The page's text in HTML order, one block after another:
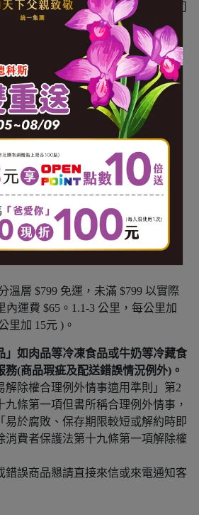
與字號】明台產物保險股份有限公司
瓶
天
然
$1200 免運，未滿 $1200 酌收
$1500 免運，未滿 $1500 酌收
$1500 免運，未滿 $1500 酌收
溫層 $799 免運，未滿 $799 以實際
內運費 $65。1.1-3 公里，每公里加
里加 15元 )。
」如肉品等冷凍食品或牛奶等冷藏食
務(商品瑕疵及配送錯誤情況例外)。
解除權合理例外情事適用準則」第2
條第一項但書所稱合理例外情事，
易於腐敗、保存期限較短或解約時即
消費者保護法第十九條第一項解除權
誤商品懇請直接來信或來電通知客